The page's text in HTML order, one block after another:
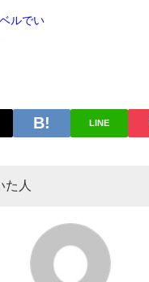
ルでい
LINE
た人